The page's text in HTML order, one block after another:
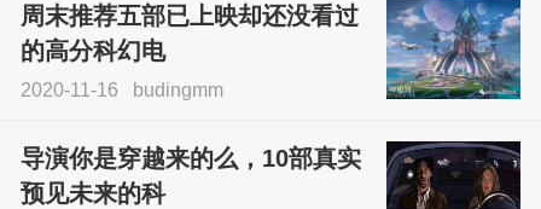
周末推荐五部已上映却还没看过
的高分科幻电
2020-11-16 budingmm
导演你是穿越来的么，10部真实
预见未来的科